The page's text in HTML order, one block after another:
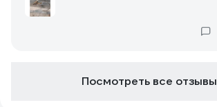
Посмотреть все отзывы